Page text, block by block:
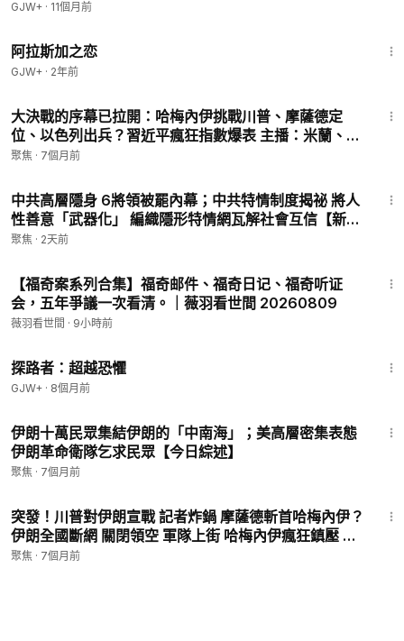
GJW+ · 11個月前
阿拉斯加之恋
GJW+ · 2年前
大決戰的序幕已拉開：哈梅內伊挑戰川普、摩薩德定
位、以色列出兵？習近平瘋狂指數爆表 主播：米蘭、寶
博【趣談天下事】
聚焦 · 7個月前
中共高層隱身 6將領被罷內幕；中共特情制度揭祕 將人
性善意「武器化」 編織隱形特情網瓦解社會互信【新聞
深讀】
聚焦 · 2天前
【福奇案系列合集】福奇邮件、福奇日记、福奇听证
会，五年爭議一次看清。｜薇羽看世間 20260809
薇羽看世間 · 9小時前
探路者：超越恐懼
GJW+ · 8個月前
伊朗十萬民眾集結伊朗的「中南海」；美高層密集表態
伊朗革命衛隊乞求民眾【今日綜述】
聚焦 · 7個月前
突發！川普對伊朗宣戰 記者炸鍋 摩薩德斬首哈梅內伊？
伊朗全國斷網 關閉領空 軍隊上街 哈梅內伊瘋狂鎮壓 ；
美總統「末日飛機」罕見現身 戰爭級信號出現【今日綜
聚焦 · 7個月前